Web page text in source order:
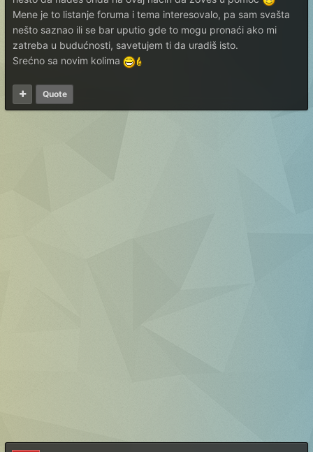
Mene je to listanje foruma i tema interesovalo, pa sam svašta
nešto saznao ili se bar uputio gde to mogu pronaći ako mi
zatreba u budućnosti, savetujem ti da uradiš isto.
Srećno sa novim kolima
Quote